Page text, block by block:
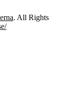
. All Rights